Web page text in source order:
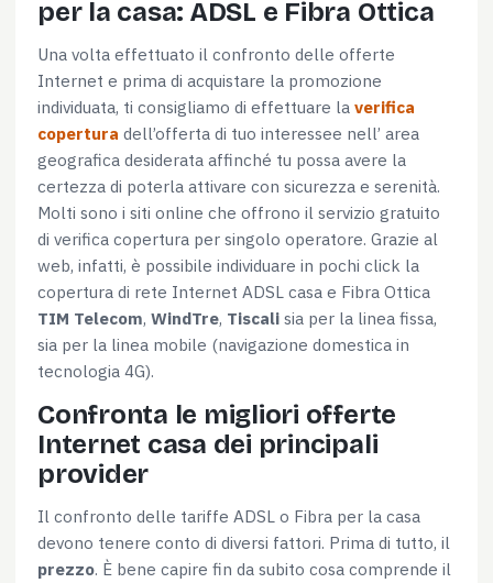
per la casa: ADSL e Fibra Ottica
Una volta effettuato il confronto delle offerte
Internet e prima di acquistare la promozione
individuata, ti consigliamo di effettuare la verifica
copertura dell’offerta di tuo interessee nell’ area
geografica desiderata affinché tu possa avere la
certezza di poterla attivare con sicurezza e serenità.
Molti sono i siti online che offrono il servizio gratuito
di verifica copertura per singolo operatore. Grazie al
web, infatti, è possibile individuare in pochi click la
copertura di rete Internet ADSL casa e Fibra Ottica
TIM Telecom, WindTre, Tiscali sia per la linea fissa,
sia per la linea mobile (navigazione domestica in
tecnologia 4G).
Confronta le migliori offerte
Internet casa dei principali
provider
Il confronto delle tariffe ADSL o Fibra per la casa
devono tenere conto di diversi fattori. Prima di tutto, il
prezzo. È bene capire fin da subito cosa comprende il